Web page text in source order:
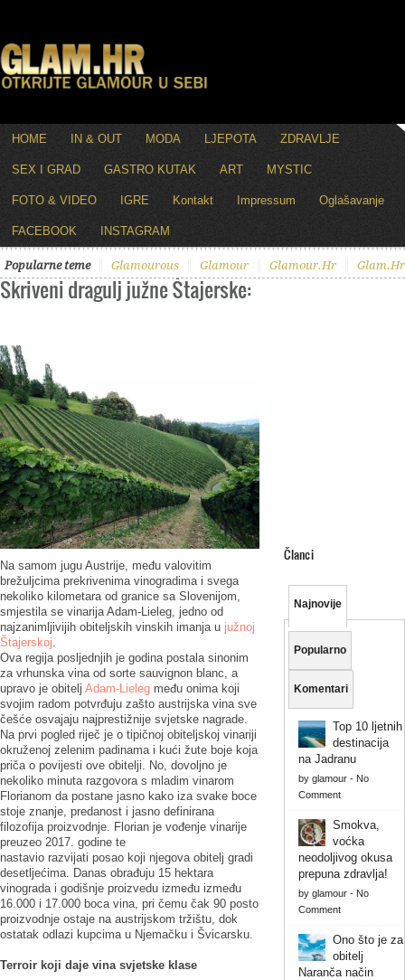
HOME IN & OUT MODA LJEPOTA ZDRAVLJE
SEX I GRAD GASTRO KUTAK ART MYSTIC
FOTO & VIDEO IGRE Kontakt Impressum Oglašavanje
FACEBOOK INSTAGRAM
Popularne teme Glamourous Glamour Glamour.hr Glam.hr
Skriveni dragulj južne Štajerske:
Na samom jugu Austrije, među valovitim
brežuljcima prekrivenima vinogradima i svega
nekoliko kilometara od granice sa Slovenijom,
smjestila se vinarija Adam-Lieleg, jedno od
najzanimljivijih obiteljskih vinskih imanja u južnoj
Štajerskoj
Ova regija posljednjih je godina postala sinonim
za vrhunska vina od sorte sauvignon blanc, a
upravo je obitelj Adam-Lieleg među onima koji
svojim radom potvrđuju zašto austrijska vina sve
češće osvajaju najprestižnije svjetske nagrade.
Na prvi pogled riječ je o tipičnoj obiteljskoj vinariji
okruženoj zelenim padinama i kući žute boje koja
priča o povijesti ove obitelji. No, dovoljno je
nekoliko minuta razgovora s mladim vinarom
Florianom da postane jasno kako iza svake boce
stoje znanje, predanost i jasno definirana
filozofija proizvodnje. Florian je vođenje vinarije
preuzeo 2017. godine te
nastavio razvijati posao koji njegova obitelj gradi
desetljećima. Danas obrađuju 15 hektara
vinograda i godišnje proizvedu između između
16.000 i 17.000 boca vina, pri čemu čak 90 posto
proizvodnje ostaje na austrijskom tržištu, dok
ostatak odlazi kupcima u Njemačku i Švicarsku.
Terroir koji daje vina svjetske klase
Članci
Najnovije
Popularno
Komentari
Top 10 ljetnih
destinacija
na Jadranu
by glamour- No
Comment
Smokva,
voćka
neodoljivog okusa
prepuna zdravlja!
by glamour- No
Comment
Ono što je za
obitelj
Naranča način